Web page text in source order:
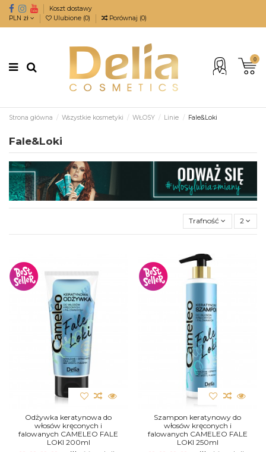
Koszt dostawy
PLN zł
Ulubione (0) Porównaj (0)
0
Strona główna Wszystkie kosmetyki WŁOSY Linie Fale&Loki
Fale&Loki
Trafność 2
Odżywka keratynowa do
włosów kręconych i
falowanych CAMELEO FALE
LOKI 200ml
Szampon keratynowy do
włosów kręconych i
falowanych CAMELEO FALE
LOKI 250ml